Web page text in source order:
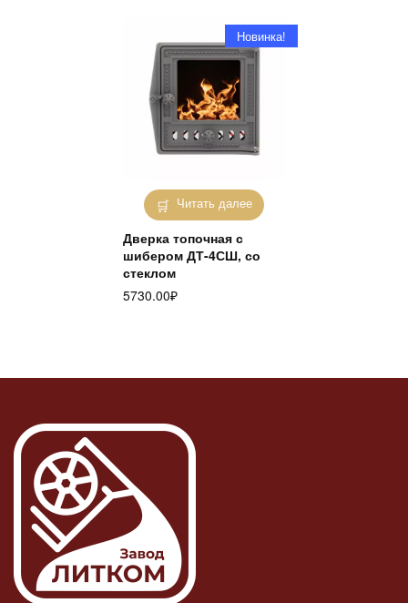
Читать далее
Новинка!
Дверка топочная с
шибером ДТ-4СШ, со
стеклом
5730.00₽